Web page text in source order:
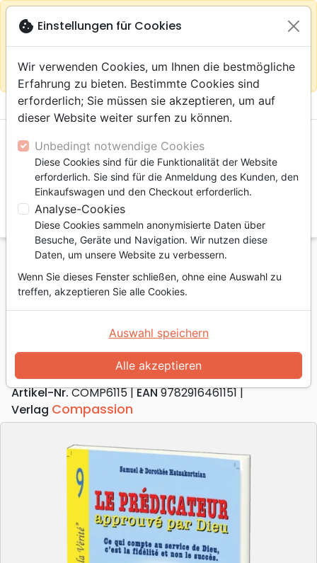
Auf der Webseite Europa bleiben close
warningGemäß
Ihrem
Einkauf im ShopDas Haus der Bibel Schweiz
menu shopping_cart
Suche
Startseite Bücher Kirche, Gemeinde
Prédicateur approuvé par Dieu (Le) - [nouvelle
édition]
Le prédicateur approuvé par Dieu
[nouvelle édition]
Autor : Samuel Hatzakortzian
Artikel-Nr.COMP6115 EAN9782916461151
Verlag Compassion
cookie Einstellungen für Cookies
Wir verwenden Cookies, um Ihnen die bestmögliche
Erfahrung zu bieten. Bestimmte Cookies sind
erforderlich; Sie müssen sie akzeptieren, um auf
dieser Website weiter surfen zu können.
Unbedingt notwendige Cookies
Diese Cookies sind für die Funktionalität der Website
erforderlich. Sie sind für die Anmeldung des Kunden, den
Einkaufswagen und den Checkout erforderlich.
Analyse-Cookies
Diese Cookies sammeln anonymisierte Daten über
Besuche, Geräte und Navigation. Wir nutzen diese
Daten, um unsere Website zu verbessern.
Wenn Sie dieses Fenster schließen, ohne eine Auswahl zu
treffen, akzeptieren Sie alle Cookies.
Alle akzeptieren
Auswahl speichern